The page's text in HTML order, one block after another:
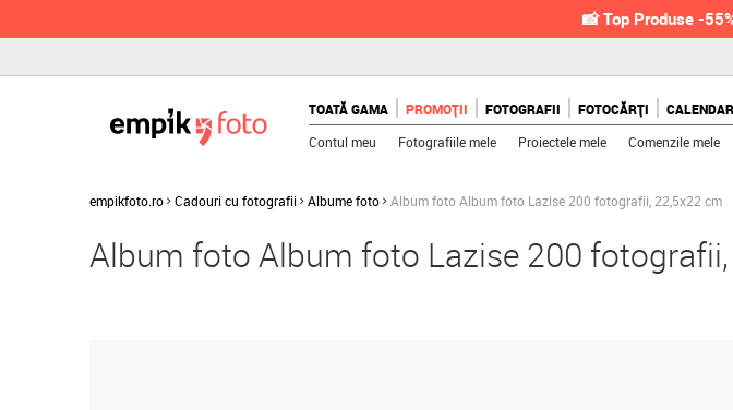
📸 Top Produse -
TOATĂ GAMA PROMOȚII FOTOGRAFII FOTOCĂRȚI
Contul meu Fotografiile mele Proiectele mele Comenzile mele
empikfoto.ro Cadouri cu fotografii Albume foto Album foto Album foto Lazise 200 fotografii, 22,5x22 cm
Album foto Album foto Lazise 200